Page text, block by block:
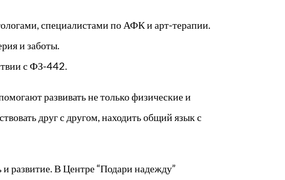
специалистами по АФК и арт-терапии.
и заботы.
с ФЗ-442.
развивать не только физические и
друг с другом, находить общий язык с
развитие. В Центре “Подари надежду”